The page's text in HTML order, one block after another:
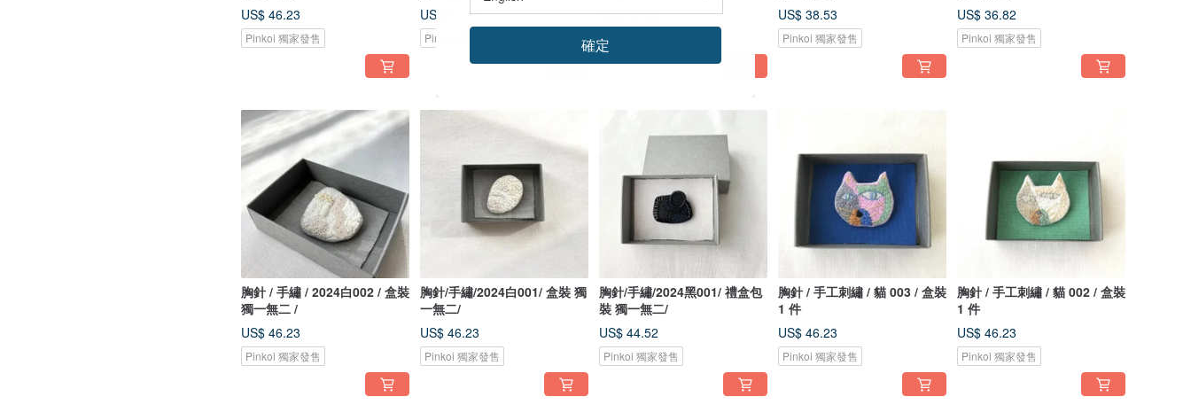
US$ 46.23
Pinkoi 獨家發售
US$ 41.10
Pinkoi 獨家發售
US$ 46.23
Pinkoi 獨家發售
US$ 38.53
Pinkoi 獨家發售
US$ 36.82
Pinkoi 獨家發售
胸針 / 手繡 / 2024白002 / 盒裝
獨一無二 /
US$ 46.23
Pinkoi 獨家發售
胸針/手繡/2024白001/ 盒裝 獨
一無二/
US$ 46.23
Pinkoi 獨家發售
胸針/手繡/2024黑001/ 禮盒包
裝 獨一無二/
US$ 44.52
Pinkoi 獨家發售
胸針 / 手工刺繡 / 貓 003 / 盒裝
1 件
US$ 46.23
Pinkoi 獨家發售
胸針 / 手工刺繡 / 貓 002 / 盒裝
1 件
US$ 46.23
Pinkoi 獨家發售
確定